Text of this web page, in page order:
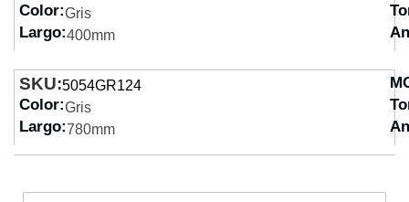
Color:Gris
Largo:400mm
SKU:5054GR124
Color:Gris
Largo:780mm